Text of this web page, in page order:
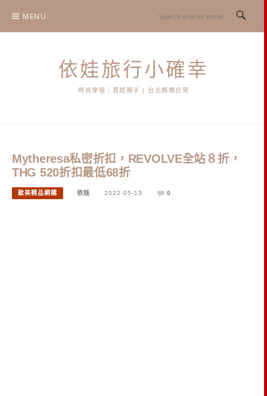
content
MENU
依娃旅行小確幸
時尚穿搭｜質感親子 | 台北媽媽日常
Mytheresa私密折扣，REVOLVE全站８折，
THG 520折扣最低68折
歐美精品網購 依娃 2022-05-13 0